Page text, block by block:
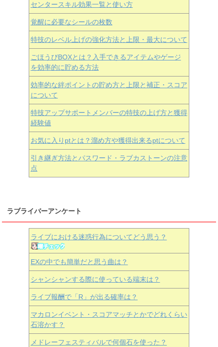
センタースキル効果一覧と使い方
覚醒に必要なシールの枚数
特技のレベル上げの強化方法と上限・最大について
ごほうびBOXとは？入手できるアイテムやゲージ
を効率的に貯める方法
効率的な絆ポイントの貯め方と上限と補正・スコア
について
特技アップサポートメンバーの特技の上げ方と獲得
経験値
お気に入りptとは？溜め方や獲得出来るptについて
引き継ぎ方法とパスワード・ラブカストーンの注意
点
ラブライバーアンケート
ライブにおける迷惑行為についてどう思う？
EXの中でも簡単だと思う曲は？
シャンシャンする際に使っている端末は？
ライブ報酬で「R」が出る確率は？
マカロンイベント・スコアマッチとかでどれくらい
石溶かす？
メドレーフェスティバルで何個石を使った？